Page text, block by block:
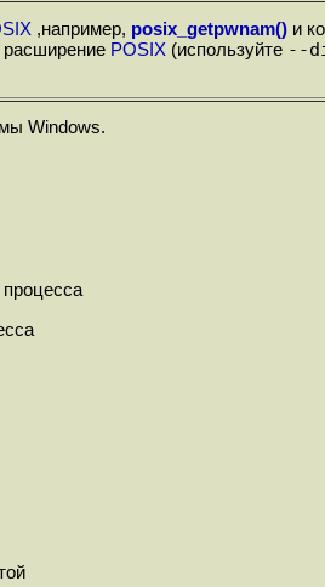
,например, posix_getpwnam() и
POSIX (используйте --
Windows.